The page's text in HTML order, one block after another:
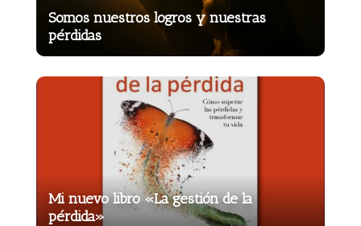
Somos nuestros logros y nuestras
pérdidas
Mi nuevo libro «La gestión de la
pérdida»